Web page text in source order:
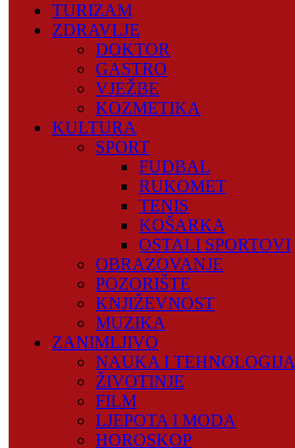
TURIZAM
ZDRAVLJE
DOKTOR
GASTRO
VJEŽBE
KOZMETIKA
KULTURA
SPORT
FUDBAL
RUKOMET
TENIS
KOŠARKA
OSTALI SPORTOVI
OBRAZOVANJE
POZORIŠTE
KNJIŽEVNOST
MUZIKA
ZANIMLJIVO
NAUKA I TEHNOLOGIJA
ŽIVOTINJE
FILM
LJEPOTA I MODA
HOROSKOP